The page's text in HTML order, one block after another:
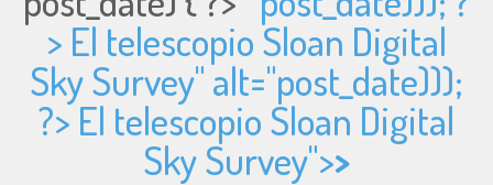
> El telescopio Sloan Digital
Sky Survey" alt="post_date)));
?> El telescopio Sloan Digital
Sky Survey">>